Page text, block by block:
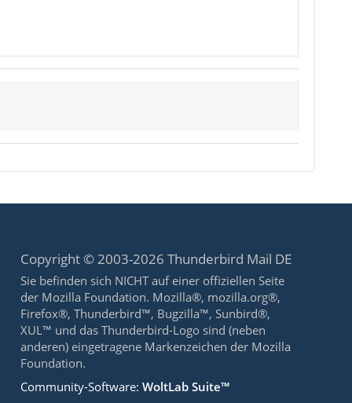
Copyright © 2003-2026 Thunderbird Mail DE
Sie befinden sich NICHT auf einer offiziellen Seite
der Mozilla Foundation. Mozilla®, mozilla.org®,
Firefox®, Thunderbird™, Bugzilla™, Sunbird®,
XUL™ und das Thunderbird-Logo sind (neben
anderen) eingetragene Markenzeichen der Mozilla
Foundation.
Community-Software:WoltLab Suite™